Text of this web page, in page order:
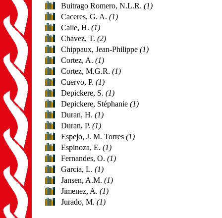
Buitrago Romero, N.L.R. (1)
Caceres, G. A. (1)
Calle, H. (1)
Chavez, T. (2)
Chippaux, Jean-Philippe (1)
Cortez, A. (1)
Cortez, M.G.R. (1)
Cuervo, P. (1)
Depickere, S. (1)
Depickere, Stéphanie (1)
Duran, H. (1)
Duran, P. (1)
Espejo, J. M. Torres (1)
Espinoza, E. (1)
Fernandes, O. (1)
Garcia, L. (1)
Jansen, A.M. (1)
Jimenez, A. (1)
Jurado, M. (1)